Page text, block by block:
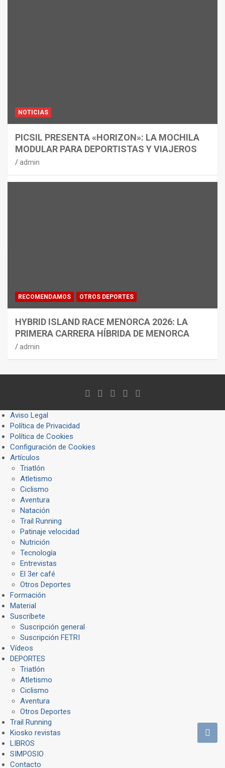
NOTICIAS
PICSIL PRESENTA «HORIZON»: LA MOCHILA
MODULAR PARA DEPORTISTAS Y VIAJEROS
admin
RECOMENDAMOS OTROS DEPORTES
HYBRID ISLAND RACE MENORCA 2026: LA
PRIMERA CARRERA HÍBRIDA DE MENORCA
admin
Aviso Legal
Política de Privacidad
Política de Cookies
Configuración de Cookies
Artículos
Triatlón
Atletismo
Ciclismo
Aventura
Natación
Trail Running
Patinaje velocidad
Nutrición
Tecnología
Entrevistas
El 3er café
Otros Deportes
Formación
Material
Suscríbete
Suscripción general
Suscripción FETRI
Vídeos
DEPORTES
Triatlón
Atletismo
Ciclismo
Aventura
Otros Deportes
Trail Running
Kiosko revistas
LIBROS
SIMPOSIO
Contacto